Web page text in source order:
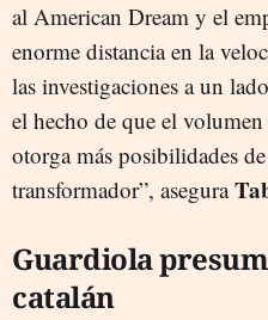
al American Dream y el
enorme distancia en la
las investigaciones a un
el hecho de que el
otorga más posibilidades
transformador”, asegura
Guardiola
catalán